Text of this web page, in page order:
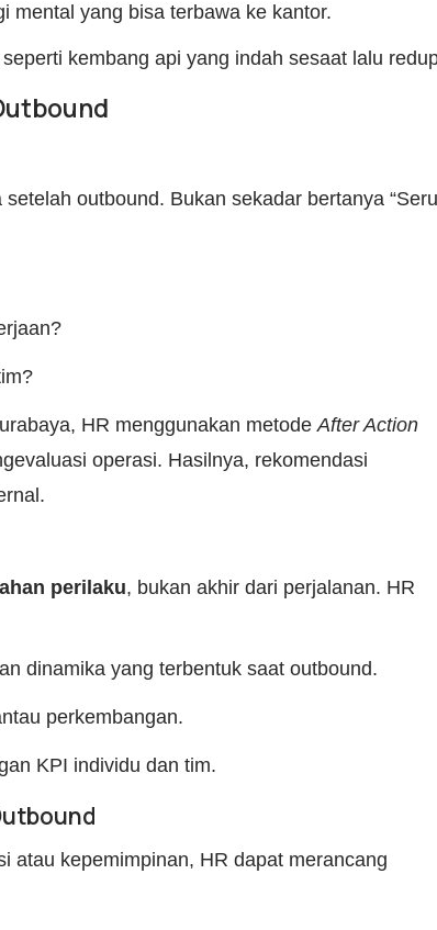
mental yang bisa terbawa ke kantor.
kembang api yang indah sesaat lalu
outbound. Bukan sekadar bertanya “Seru
HR menggunakan metodeAfter Action
operasi. Hasilnya, rekomendasi
perilaku, bukan akhir dari perjalanan. HR
dinamika yang terbentuk saat outbound.
perkembangan.
KPI individu dan tim.
atau kepemimpinan, HR dapat merancang